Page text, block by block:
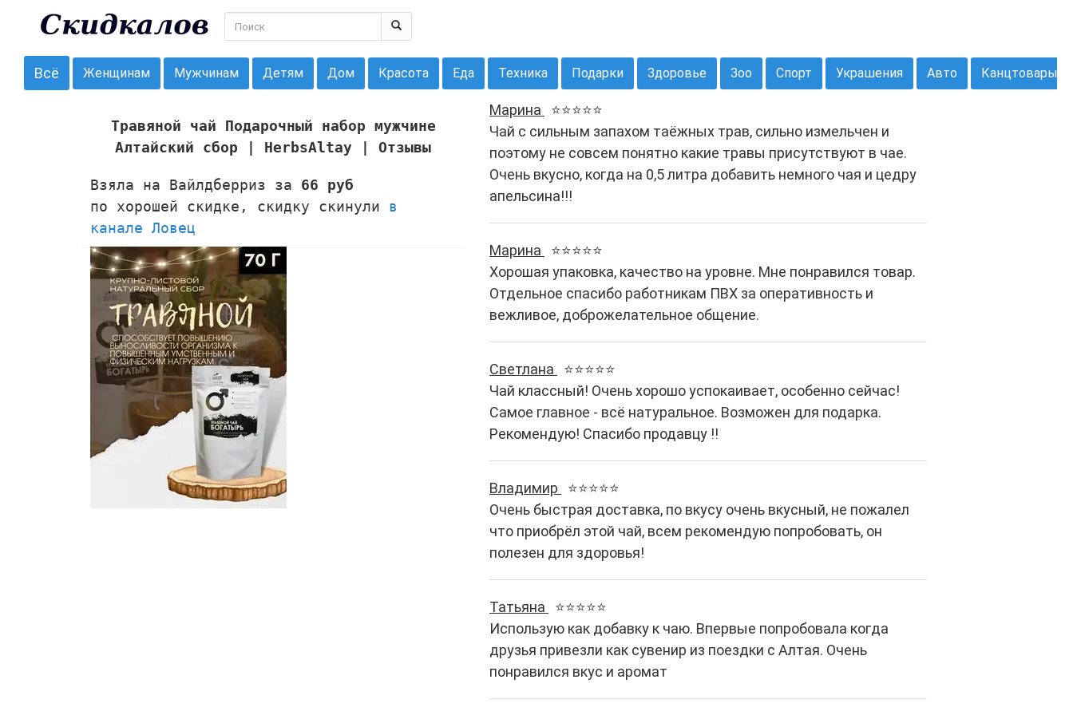
Всё Женщинам Мужчинам Детям Дом Красота Еда Техника Подарки Здоровье Зоо Спорт Украшения Авто Канцтовары
Травяной чай Подарочный набор мужчине
Алтайский сбор | HerbsAltay | Отзывы
Взяла на Вайлдберриз за 66 руб
по хорошей скидке, скидку скинули в
канале Ловец
Марина
⭐⭐⭐⭐⭐
Чай с сильным запахом таёжных трав, сильно измельчен и
поэтому не совсем понятно какие травы присутствуют в чае.
Очень вкусно, когда на 0,5 литра добавить немного чая и цедру
апельсина!!!
Марина
⭐⭐⭐⭐⭐
Хорошая упаковка, качество на уровне. Мне понравился товар.
Отдельное спасибо работникам ПВХ за оперативность и
вежливое, доброжелательное общение.
Светлана
⭐⭐⭐⭐⭐
Чай классный! Очень хорошо успокаивает, особенно сейчас!
Самое главное - всё натуральное. Возможен для подарка.
Рекомендую! Спасибо продавцу !!
Владимир
⭐⭐⭐⭐⭐
Очень быстрая доставка, по вкусу очень вкусный, не пожалел
что приобрёл этой чай, всем рекомендую попробовать, он
полезен для здоровья!
Татьяна
⭐⭐⭐⭐⭐
Использую как добавку к чаю. Впервые попробовала когда
друзья привезли как сувенир из поездки с Алтая. Очень
понравился вкус и аромат